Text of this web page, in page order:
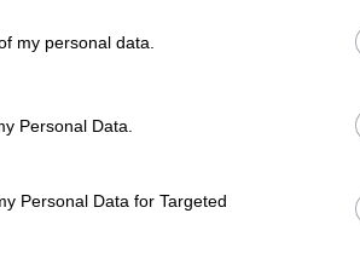
my personal data.
Personal Data.
Personal Data for Targeted
όλα αυτά, έκανα ό,τι
που
live εμφανίσεις
πλήρως στην